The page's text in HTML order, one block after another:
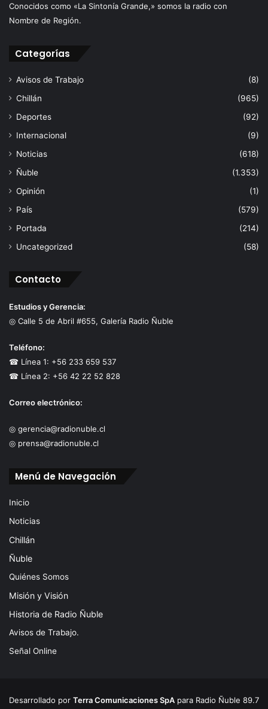
Conocidos como «La Sintonía Grande,» somos la radio con
Nombre de Región.
Categorías
Avisos de Trabajo
(8)
Chillán
(965)
Deportes
(92)
Internacional
(9)
Noticias
(618)
Ñuble
(1.353)
Opinión
(1)
País
(579)
Portada
(214)
Uncategorized
(58)
Contacto
Estudios y Gerencia:
◎ Calle 5 de Abril #655, Galería Radio Ñuble
Teléfono:
☎ Línea 1: +56 233 659 537
☎ Línea 2: +56 42 22 52 828
Correo electrónico:
◎ gerencia@radionuble.cl
◎ prensa@radionuble.cl
Menú de Navegación
Inicio
Noticias
Chillán
Ñuble
Quiénes Somos
Misión y Visión
Historia de Radio Ñuble
Avisos de Trabajo.
Señal Online
Desarrollado por Terra Comunicaciones SpA para Radio Ñuble 89.7